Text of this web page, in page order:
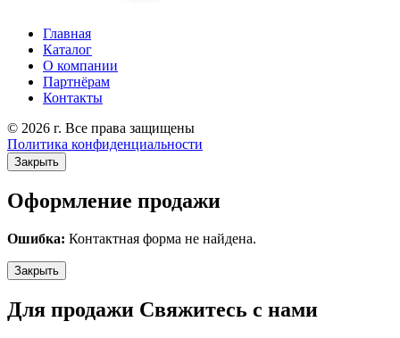
Главная
Каталог
О компании
Партнёрам
Контакты
© 2026 г. Все права защищены
Политика конфиденциальности
Закрыть
Оформление продажи
Ошибка: Контактная форма не найдена.
Закрыть
Для продажи Свяжитесь с нами